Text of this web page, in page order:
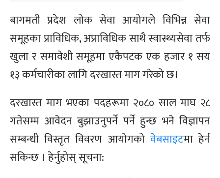
बागमती प्रदेश लोक सेवा आयोगले विभिन्न सेवा
समूहका प्राविधिक, अप्राविधिक साथै स्वास्थ्यसेवा तर्फ
खुला र समावेशी समूहमा एकैपटक एक हजार १ सय
१३ कर्मचारीका लागि दरखास्त माग गरेको छ।
दरखास्त माग भएका पदहरूमा २०८० साल माघ २८
गतेसम्म आवेदन बुझाउनुपर्ने पर्ने हुन्छ भने विज्ञापन
सम्बन्धी विस्तृत विवरण आयोगको वेबसाइटमा हेर्न
सकिन्छ । हेर्नुहोस् सूचना: